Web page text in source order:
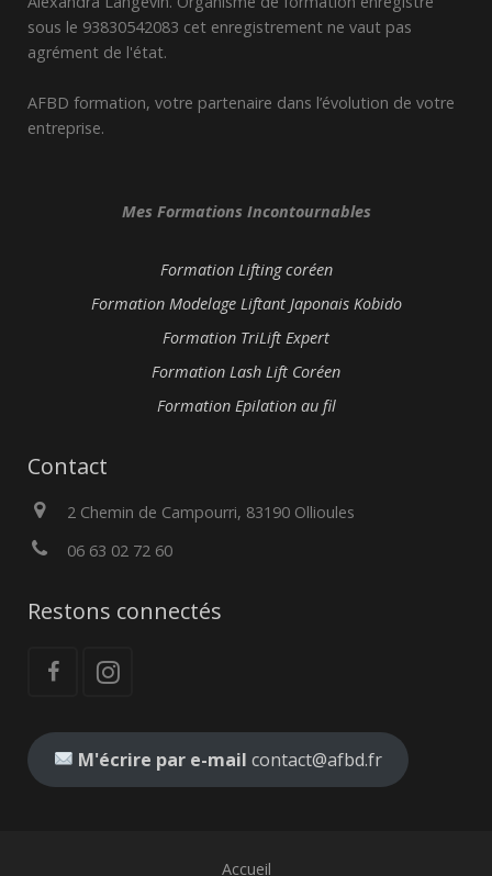
sous le 93830542083 cet enregistrement ne vaut pas
agrément de l'état.
AFBD formation, votre partenaire dans l’évolution de votre
entreprise.
Mes Formations Incontournables
Formation Lifting coréen
Formation Modelage Liftant Japonais Kobido
Formation TriLift Expert
Formation Lash Lift Coréen
Formation Epilation au fil
Contact
2 Chemin de Campourri, 83190 Ollioules
06 63 02 72 60
Restons connectés
M'écrire par e-mail contact@afbd.fr
Accueil